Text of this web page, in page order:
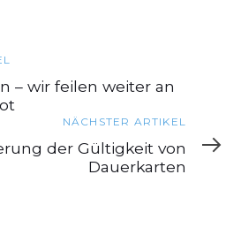
– wir feilen weiter an
NÄCHSTER ARTIKEL
der Gültigkeit von
Dauerkarten